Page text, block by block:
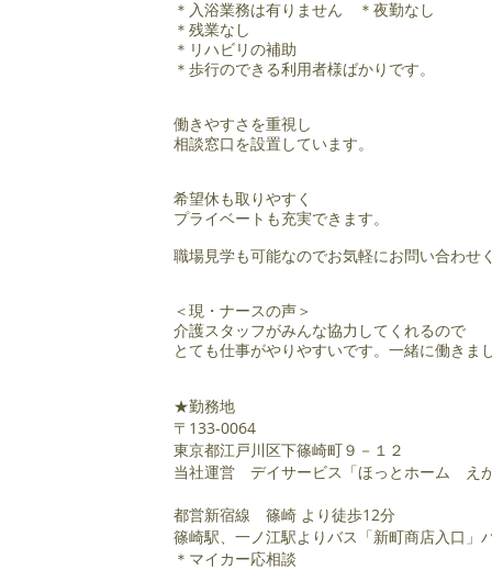
＊入浴業務は有りません ＊夜勤なし
＊残業なし
＊リハビリの補助
＊歩行のできる利用者様ばかりです。
働きやすさを重視し
相談窓口を設置しています。
希望休も取りやすく
プライベートも充実できます。
職場見学も可能なのでお気軽にお問い合わせ
＜現・ナースの声＞
介護スタッフがみんな協力してくれるので
とても仕事がやりやすいです。一緒に働きま
★勤務地
〒133-0064
東京都江戸川区下篠崎町９－１２
当社運営 デイサービス「ほっとホーム え
都営新宿線 篠崎 より徒歩12分
篠崎駅、一ノ江駅よりバス「新町商店入口」
＊マイカー応相談